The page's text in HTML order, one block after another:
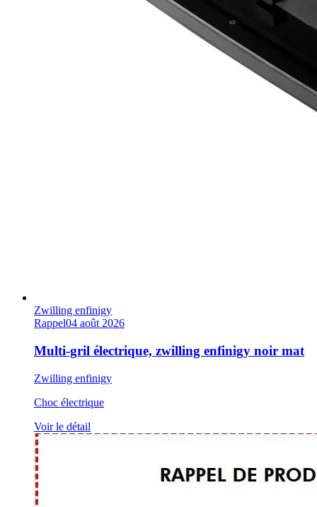
Zwilling enfinigy
Rappel04 août 2026
Multi-gril électrique, zwilling enfinigy noir mat
Zwilling enfinigy
Choc électrique
Voir le détail